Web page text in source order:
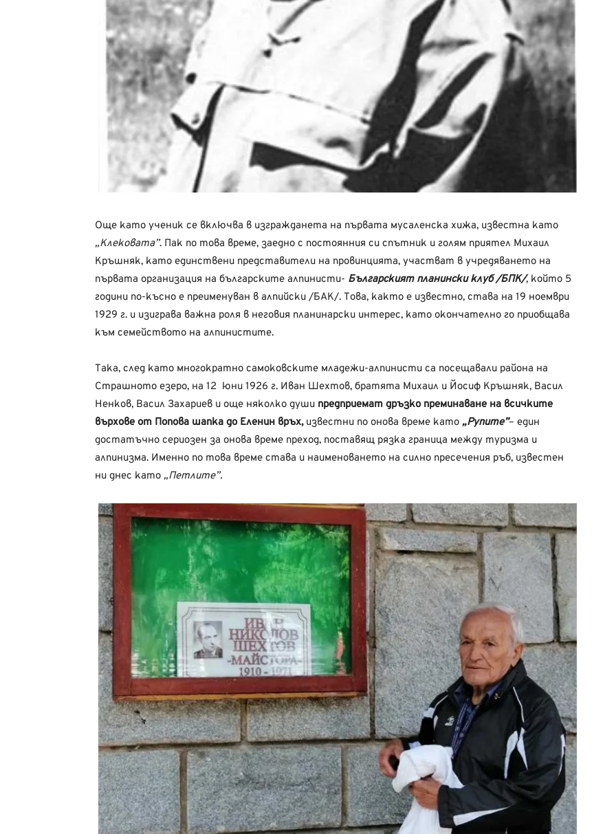
Още като ученик се включва в изгражданета на първата мусаленска хижа, известна като
„Клековата”. Пак по това време, заедно с постоянния си спътник и голям приятел Михаил
Кръшняк, като единствени представители на провинцията, участват в учредяването на
първата организация на българските алпинисти- Българският планински клуб /БПК/, който 5
години по-късно е преименуван в алпийски /БАК/. Това, както е известно, става на 19 ноември
1929 г. и изиграва важна роля в неговия планинарски интерес, като окончателно го приобщава
към семейството на алпинистите.
Така, след като многократно самоковските младежи-алпинисти са посещавали района на
Страшното езеро, на 12 юни 1926 г. Иван Шехтов, братята Михаил и Йосиф Кръшняк, Васил
Ненков, Васил Захариев и още няколко души предприемат дръзко преминаване на всичките
върхове от Попова шапка до Еленин връх,известни по онова време като „Рупите”– един
достатъчно сериозен за онова време преход, поставящ рязка граница между туризма и
алпинизма. Именно по това време става и наименоването на силно пресечения ръб, известен
ни днес като „Петлите”.